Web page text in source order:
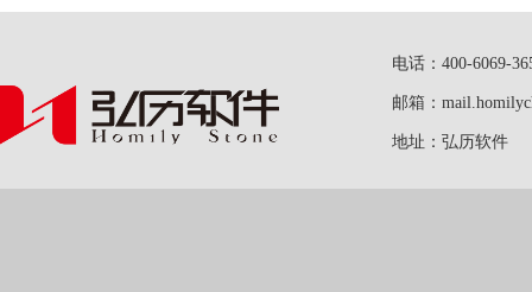
电话：400-6069-
邮箱：
地址：弘历软件